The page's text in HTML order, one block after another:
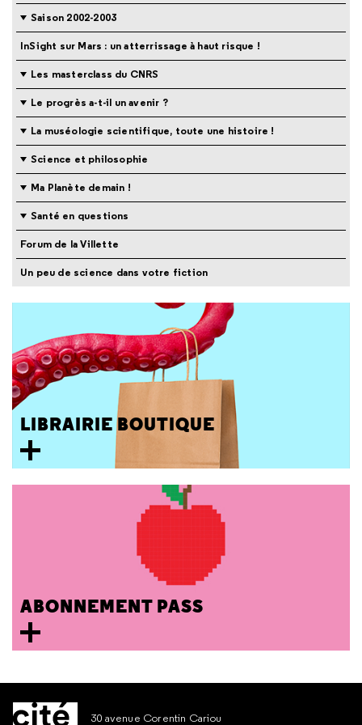
Saison 2002-2003
InSight sur Mars : un atterrissage à haut risque !
Les masterclass du CNRS
Le progrès a-t-il un avenir ?
La muséologie scientifique, toute une histoire !
Science et philosophie
Ma Planète demain !
Santé en questions
Forum de la Villette
Un peu de science dans votre fiction
LIBRAIRIE BOUTIQUE
ABONNEMENT PASS
30 avenue Corentin Cariou